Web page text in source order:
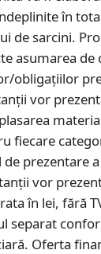
în
de sarcini.
asumarea de
obligaţiilor
vor
fiecare
prezentare
vor
în lei, fără
separat
Oferta